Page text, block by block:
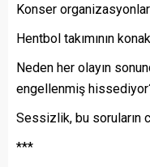
Konser
Hentbol takımının
Neden her olayın
engellenmiş
Sessizlik, bu soruların
***